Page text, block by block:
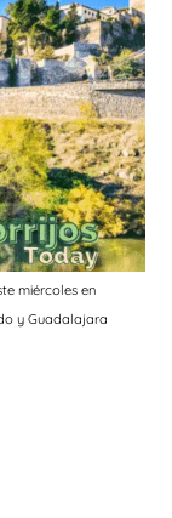
miércoles en
y Guadalajara